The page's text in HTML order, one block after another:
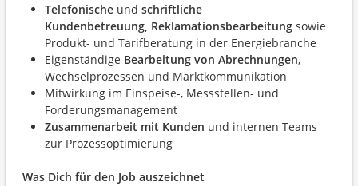
Telefonische und schriftliche
Kundenbetreuung, Reklamationsbearbeitung sowie
Produkt- und Tarifberatung in der Energiebranche
Eigenständige Bearbeitung von Abrechnungen,
Wechselprozessen und Marktkommunikation
Mitwirkung im Einspeise-, Messstellen- und
Forderungsmanagement
Zusammenarbeit mit Kunden und internen Teams
zur Prozessoptimierung
Was Dich für den Job auszeichnet